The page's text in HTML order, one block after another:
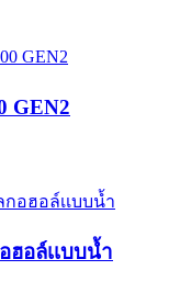
GEN2
อล์เเบบน้ำ